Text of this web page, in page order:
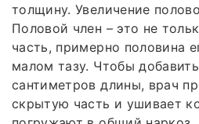
толщину. Увеличение
Половой член – это не
часть, примерно половина
малом тазу. Чтобы
сантиметров длины, врач
скрытую часть и ушивает